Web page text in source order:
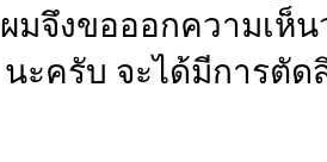
ผมจึงขอออกความเห็น
นะครับ จะได้มีการตั